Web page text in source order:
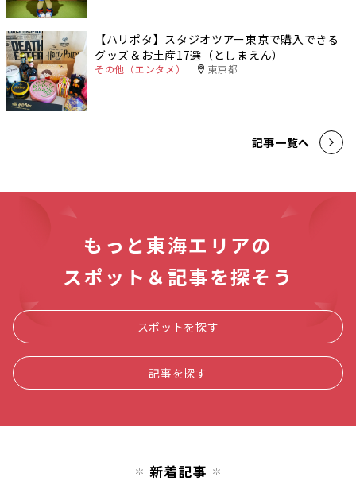
【ハリポタ】スタジオツアー東京で購入できる
グッズ＆お土産17選（としまえん）
その他（エンタメ） 東京都
記事一覧へ
もっと東海エリアの
スポット＆記事を探そう
スポットを探す
記事を探す
新着記事